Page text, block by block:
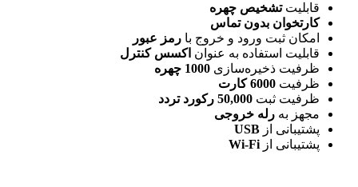
قابلیتتشخیص چهره
کارتخوان بدون تماس
امکان ثبت ورود و خروج با رمز عبور
قابلیت استفاده به عنوان اکسس کنترل
ظرفیت ذخیره‌سازی 1000 چهره
ظرفیت 6000 کارت
ظرفیت ثبت 50,000 رکورد تردد
مجهز به رله خروجی
پشتیبانی از USB
پشتیبانی از Wi-Fi